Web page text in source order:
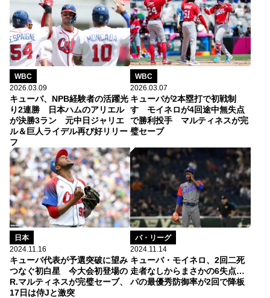
WBC
2026.03.09
キューバ、NPB経験者の活躍光
り2連勝 日本ハムのアリエル
が決勝3ラン 元中日ジャリエ
ル＆巨人ライデル再び好リリー
フ
WBC
2026.03.07
キューバが2本塁打で初戦制
す モイネロが4回途中無失点
で勝利投手 マルティネスが完
璧セーブ
日本
2024.11.16
キューバ代表が予選突破に望み
つなぐ初白星 今大会初登場の
R.マルティネスが完璧セーブ、
17日は侍Jと激突
パ・リーグ
2024.11.14
キューバ・モイネロ、2回二死
走者なしからまさかの6失点…
パの最優秀防御率が2回で降板